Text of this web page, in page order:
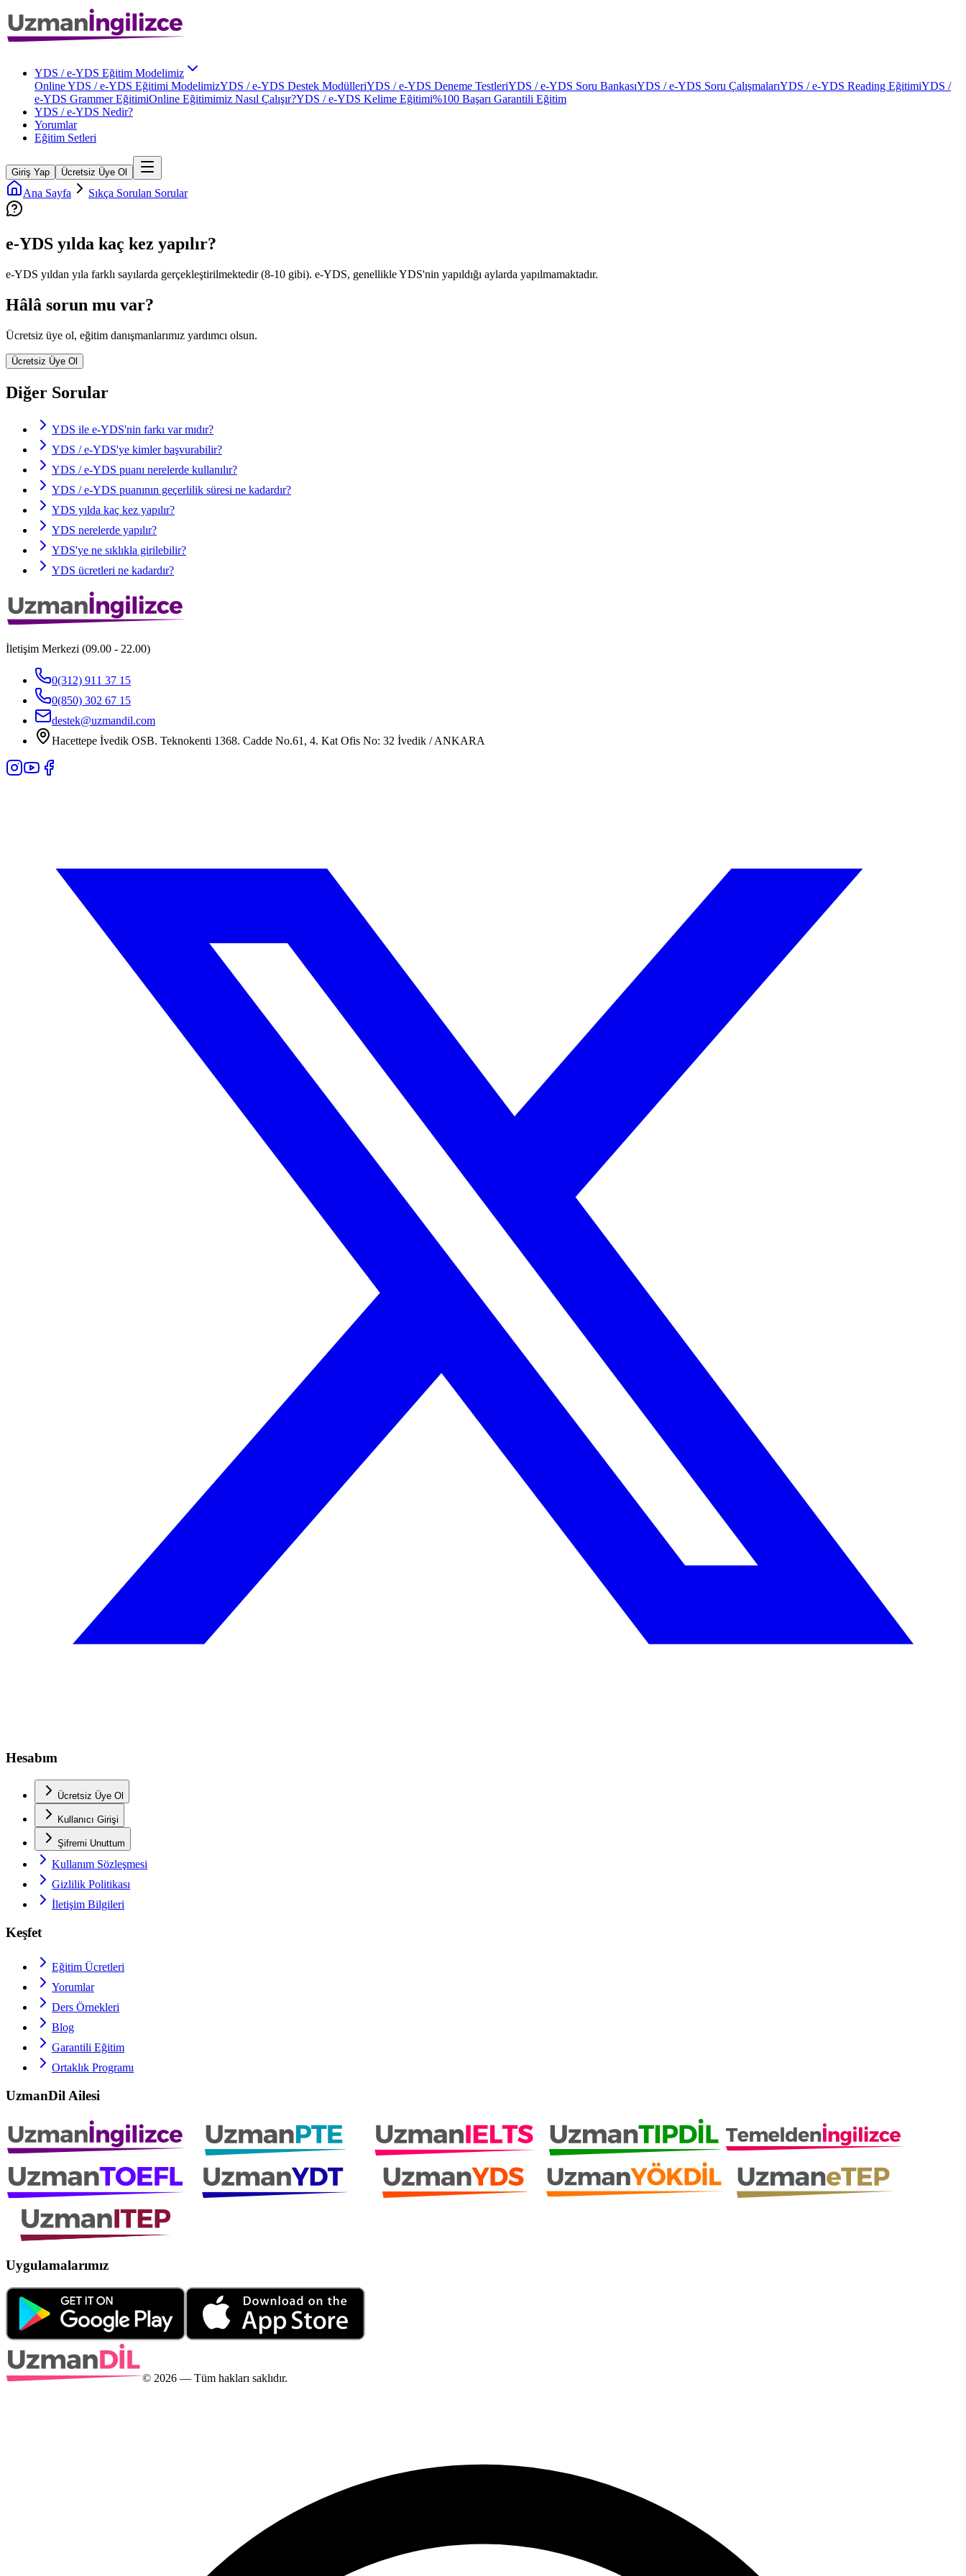
YDS / e-YDS Eğitim Modelimiz
Online YDS / e-YDS Eğitimi ModelimizYDS / e-YDS Destek ModülleriYDS / e-YDS Deneme TestleriYDS / e-YDS Soru BankasıYDS / e-YDS Soru ÇalışmalarıYDS / e-YDS Reading EğitimiYDS /
e-YDS Grammer EğitimiOnline Eğitimimiz Nasıl Çalışır?YDS / e-YDS Kelime Eğitimi%100 Başarı Garantili Eğitim
YDS / e-YDS Nedir?
Yorumlar
Eğitim Setleri
Giriş Yap Ücretsiz Üye Ol
Ana Sayfa Sıkça Sorulan Sorular
e-YDS yılda kaç kez yapılır?
e-YDS yıldan yıla farklı sayılarda gerçekleştirilmektedir (8-10 gibi). e-YDS, genellikle YDS'nin yapıldığı aylarda yapılmamaktadır.
Hâlâ sorun mu var?
Ücretsiz üye ol, eğitim danışmanlarımız yardımcı olsun.
Ücretsiz Üye Ol
Diğer Sorular
YDS ile e-YDS'nin farkı var mıdır?
YDS / e-YDS'ye kimler başvurabilir?
YDS / e-YDS puanı nerelerde kullanılır?
YDS / e-YDS puanının geçerlilik süresi ne kadardır?
YDS yılda kaç kez yapılır?
YDS nerelerde yapılır?
YDS'ye ne sıklıkla girilebilir?
YDS ücretleri ne kadardır?
İletişim Merkezi (09.00 - 22.00)
0(312) 911 37 15
0(850) 302 67 15
destek@uzmandil.com
Hacettepe İvedik OSB. Teknokenti 1368. Cadde No.61, 4. Kat Ofis No: 32 İvedik / ANKARA
Hesabım
Ücretsiz Üye Ol
Kullanıcı Girişi
Şifremi Unuttum
Kullanım Sözleşmesi
Gizlilik Politikası
İletişim Bilgileri
Keşfet
Eğitim Ücretleri
Yorumlar
Ders Örnekleri
Blog
Garantili Eğitim
Ortaklık Programı
UzmanDil Ailesi
Uygulamalarımız
© 2026 — Tüm hakları saklıdır.